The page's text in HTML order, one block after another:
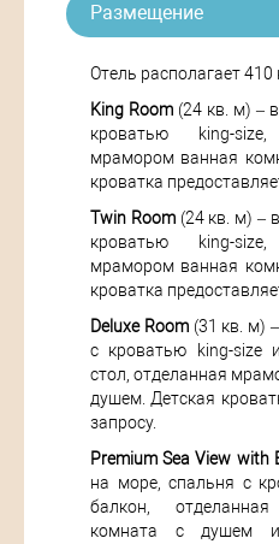
Размещение
Отель располагает
King Room (24 кв. м) –
кроватью king-
мрамором ванная
кроватка
Twin Room(24 кв. м) –
кроватью king-
мрамором ванная
кроватка
Deluxe Room(31 кв. м)
с кроватью king-size
стол, отделанная
душем. Детская
запросу.
Premium Sea View with
на море, спальня с
балкон,
комната с душем